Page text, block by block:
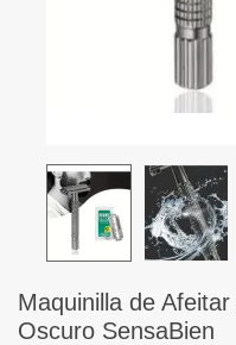
Maquinilla de
Oscuro SensaBien